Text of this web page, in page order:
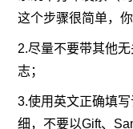
这个步骤很简单，
2.尽量不要带其他
志；
3.使用英文正确填
细，不要以Gift、